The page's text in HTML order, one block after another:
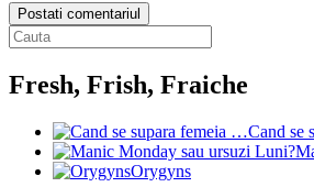
Postati comentariul
Fresh, Frish, Fraiche
Cand se
Orygyns